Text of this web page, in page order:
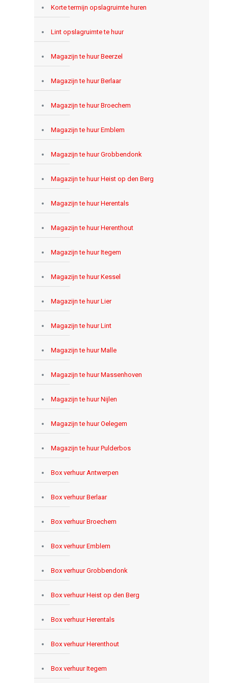
Korte termijn opslagruimte huren
Lint opslagruimte te huur
Magazijn te huur Beerzel
Magazijn te huur Berlaar
Magazijn te huur Broechem
Magazijn te huur Emblem
Magazijn te huur Grobbendonk
Magazijn te huur Heist op den Berg
Magazijn te huur Herentals
Magazijn te huur Herenthout
Magazijn te huur Itegem
Magazijn te huur Kessel
Magazijn te huur Lier
Magazijn te huur Lint
Magazijn te huur Malle
Magazijn te huur Massenhoven
Magazijn te huur Nijlen
Magazijn te huur Oelegem
Magazijn te huur Pulderbos
Box verhuur Antwerpen
Box verhuur Berlaar
Box verhuur Broechem
Box verhuur Emblem
Box verhuur Grobbendonk
Box verhuur Heist op den Berg
Box verhuur Herentals
Box verhuur Herenthout
Box verhuur Itegem